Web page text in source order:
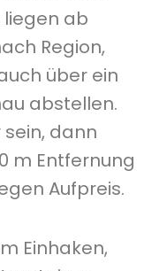
liegen ab
Region,
über ein
abstellen.
dann
m Entfernung
Aufpreis.
Einhaken,